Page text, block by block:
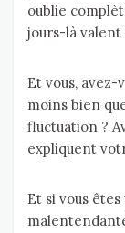
oublie
jours-là
Et vous, avez-
moins bien
fluctuation ?
expliquent
Et si vous